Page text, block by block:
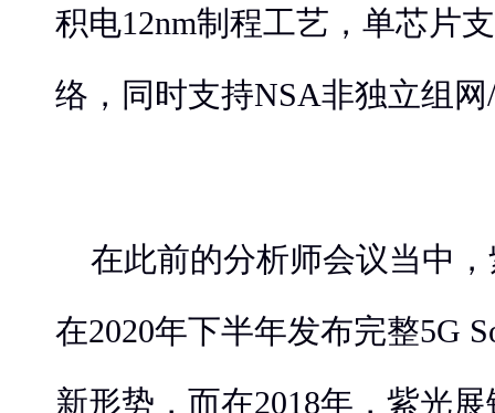
积电12nm制程工艺，单芯片
络，同时支持NSA非独立组
在此前的分析师会议当中
在2020年下半年发布完整5G
新形势，而在2018年，紫光